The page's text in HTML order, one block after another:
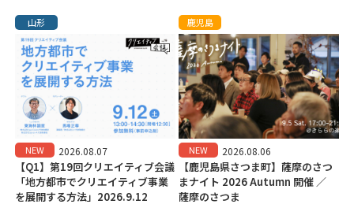
山形
NEW 2026.08.07
【Q1】第19回クリエイティブ会議
「地方都市でクリエイティブ事業
を展開する方法」2026.9.12
鹿児島
NEW 2026.08.06
【鹿児島県さつま町】薩摩のさつ
まナイト 2026 Autumn 開催 ／
薩摩のさつま